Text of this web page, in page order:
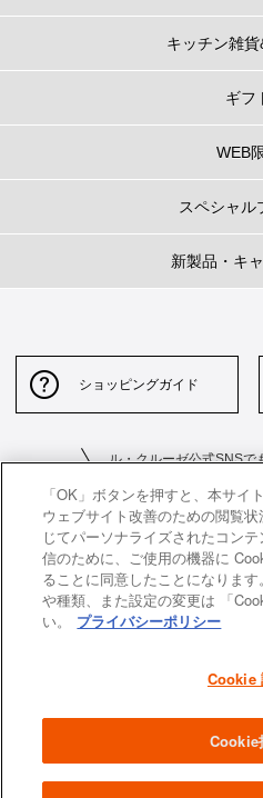
キッチン雑
ギフ
WEB
スペシャル
新製品・キ
ショッピングガイド
ル・クルーゼ公式SNSで
お問い合わせ
「OK」ボタンを押すと、本サイ
ウェブサイト改善のための閲覧
じてパーソナライズされたコン
信のために、ご使用の機器に
ることに同意したことになりま
や種類、また設定の変更は 「
い。
プライバシーポリシー
Cookie
Cookie